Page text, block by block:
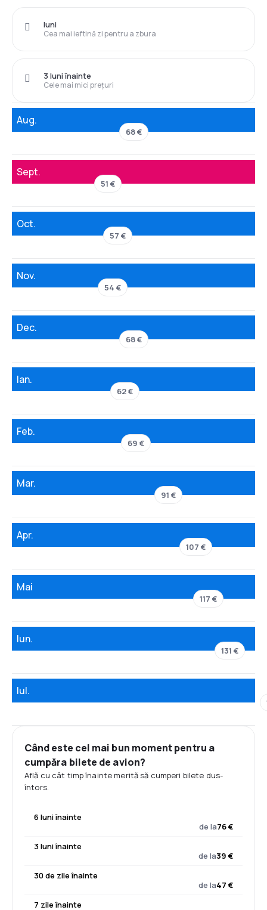
Cea mai ieftină zi pentru a zbura
luni
Cele mai mici prețuri
3 luni înainte
Aug.
68 €
Sept.
51 €
Oct.
57 €
Nov.
54 €
Dec.
68 €
Ian.
62 €
Feb.
69 €
Mar.
91 €
Apr.
107 €
Mai
117 €
Iun.
131 €
Iul.
Când este cel mai bun moment pentru a
cumpăra bilete de avion?
Află cu cât timp înainte merită să cumperi bilete dus-
întors.
6 luni înainte
de la76 €
3 luni înainte
de la39 €
30 de zile înainte
de la47 €
7 zile înainte